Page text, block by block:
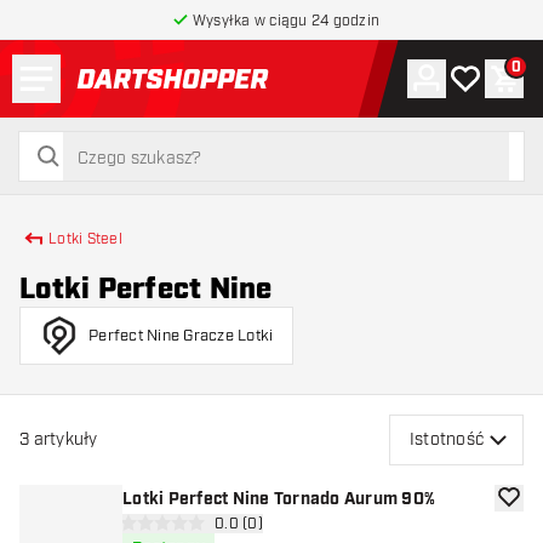
Wysyłka w ciągu 24 godzin
powrót do strony głównej
szukaj
szukaj
Konto
Moja lista
0
Lotki Steel
Lotki Perfect Nine
Perfect Nine Gracze Lotki
3 artykuły Istotność
Lotki Perfect Nine Tornado Aurum 90%
otwórz panel recenzji
0 gwiazdki oceny0.0 (0)